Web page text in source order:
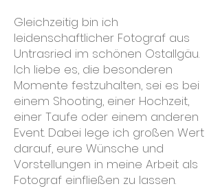
Gleichzeitig bin ich
leidenschaftlicher Fotograf aus
Untrasried im schönen Ostallgäu.
Ich liebe es, die besonderen
Momente festzuhalten, sei es bei
einem Shooting, einer Hochzeit,
einer Taufe oder einem anderen
Event. Dabei lege ich großen Wert
darauf, eure Wünsche und
Vorstellungen in meine Arbeit als
Fotograf einfließen zu lassen.